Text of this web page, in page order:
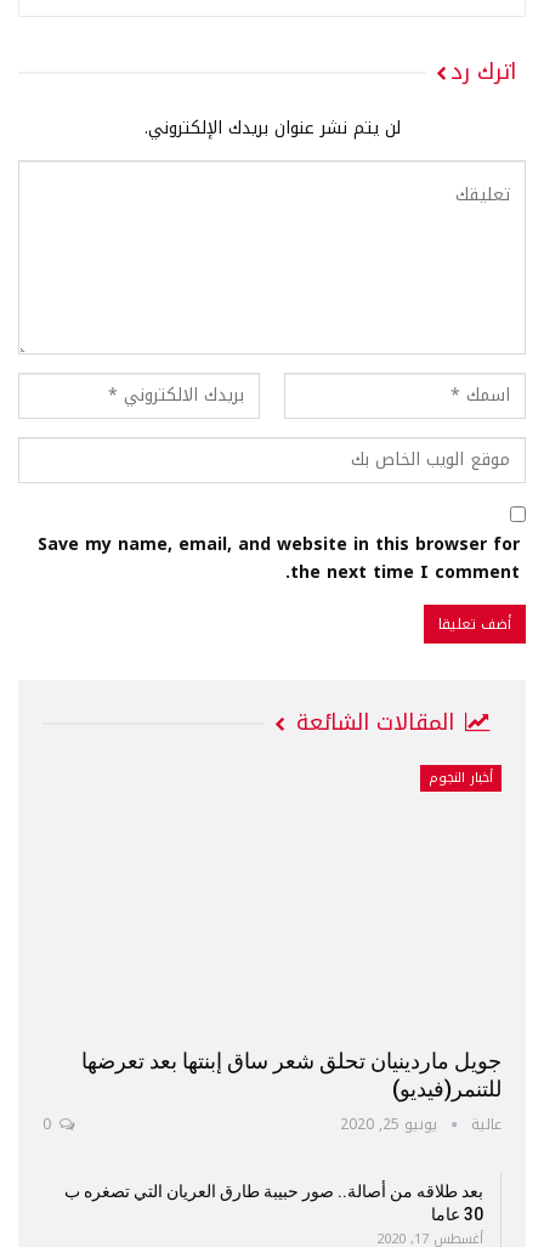
اترك رد
لن يتم نشر عنوان بريدك الإلكتروني.
Save my name, email, and website in this browser for
the next time I comment.
المقالات الشائعة
أخبار النجوم
جويل ماردينيان تحلق شعر ساق إبنتها بعد تعرضها
للتنمر(فيديو)
عالية يونيو 25, 2020
بعد طلاقه من أصالة.. صور حبيبة طارق العريان التي تصغره ب
30 عاما
أغسطس 17, 2020